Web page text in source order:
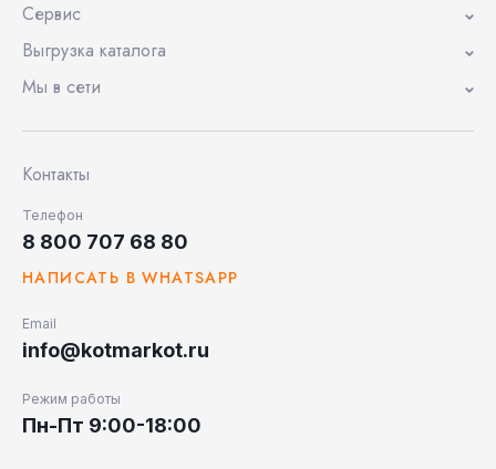
Сервис
Выгрузка каталога
Мы в сети
Контакты
Телефон
8 800 707 68 80
НАПИСАТЬ В WHATSAPP
Email
info@kotmarkot.ru
Режим работы
Пн-Пт 9:00-18:00